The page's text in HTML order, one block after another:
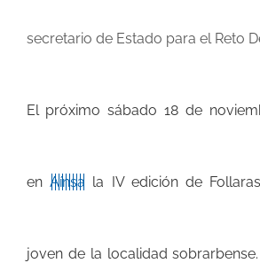
secretario de Estado para el Reto
El próximo sábado 18 de
en Aínsa la IV edición de
joven de la localidad